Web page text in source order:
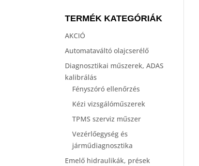
TERMÉK KATEGÓRIÁK
AKCIÓ
Automataváltó olajcserélő
Diagnosztikai műszerek, ADAS
kalibrálás
Fényszóró ellenőrzés
Kézi vizsgálóműszerek
TPMS szerviz műszer
Vezérlőegység és
járműdiagnosztika
Emelő hidraulikák, prések